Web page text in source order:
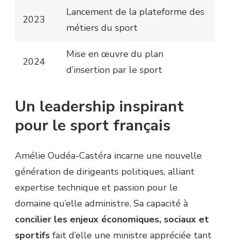
2023
Lancement de la plateforme des
métiers du sport
2024
Mise en œuvre du plan
d’insertion par le sport
Un leadership inspirant
pour le sport français
Amélie Oudéa-Castéra incarne une nouvelle
génération de dirigeants politiques, alliant
expertise technique et passion pour le
domaine qu’elle administre. Sa capacité à
concilier les enjeux économiques, sociaux et
sportifs fait d’elle une ministre appréciée tant